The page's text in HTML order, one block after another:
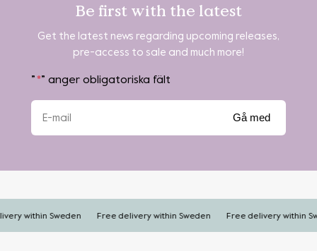
Be first with the latest
Get the latest news regarding upcoming releases,
pre-access to sale and much more!
” *” anger obligatoriska fält
within Sweden Free delivery within Sweden Free delivery within